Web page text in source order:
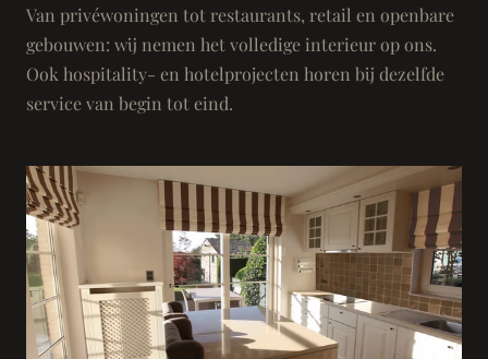
Van privéwoningen tot restaurants, retail en openbare
gebouwen: wij nemen het volledige interieur op ons.
Ook hospitality- en hotelprojecten horen bij dezelfde
service van begin tot eind.